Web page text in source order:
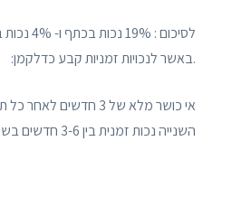
.באשר לנכויות זמניות קבע כדלקמן:
אי כושר מלא של 3 חדשים
השנייה נכות זמנית בין 3-6 חדשים בשיעור כולל של 45% נכות.